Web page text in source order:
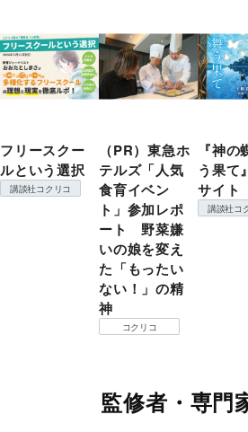
フリースクー
ルという選択
講談社コクリコ
（PR）東急ホ
テルズ「人気
食育イベン
ト」参加レポ
ート 野菜嫌
いの娘を変え
た「もったい
ない！」の精
神
コクリコ
『神の
う果て
サイト
講談社コ
監修者・専門